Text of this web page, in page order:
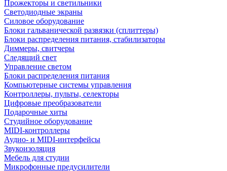
Прожекторы и светильники
Светодиодные экраны
Силовое оборудование
Блоки гальванической развязки (сплиттеры)
Блоки распределения питания, стабилизаторы
Диммеры, свитчеры
Следящий свет
Управление светом
Блоки распределения питания
Компьютерные системы управления
Контроллеры, пульты, селекторы
Цифровые преобразователи
Подарочные хиты
Студийное оборудование
MIDI-контроллеры
Аудио- и MIDI-интерфейсы
Звукоизоляция
Мебель для студии
Микрофонные предусилители